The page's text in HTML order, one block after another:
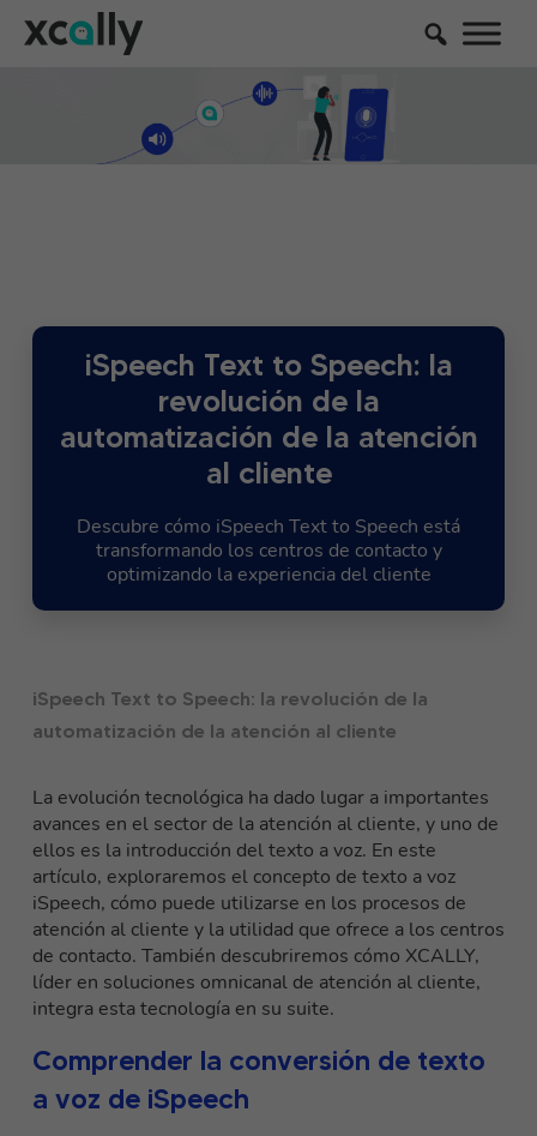
iSpeech Text to Speech: la
revolución de la
automatización de la atención
al cliente
Descubre cómo iSpeech Text to Speech está
transformando los centros de contacto y
optimizando la experiencia del cliente
iSpeech Text to Speech: la revolución de la
automatización de la atención al cliente
La evolución tecnológica ha dado lugar a importantes
avances en el sector de la atención al cliente, y uno de
ellos es la introducción del texto a voz. En este
artículo, exploraremos el concepto de texto a voz
iSpeech, cómo puede utilizarse en los procesos de
atención al cliente y la utilidad que ofrece a los centros
de contacto. También descubriremos cómo XCALLY,
líder en soluciones omnicanal de atención al cliente,
integra esta tecnología en su suite.
Comprender la conversión de texto
a voz de iSpeech